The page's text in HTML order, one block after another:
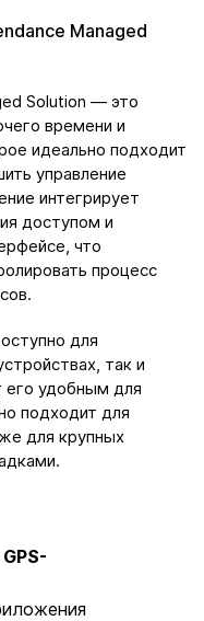
Managed
Solution — это
времени и
идеально подходит
управление
интегрирует
доступом и
что
процесс
для
так и
его удобным для
подходит для
для крупных